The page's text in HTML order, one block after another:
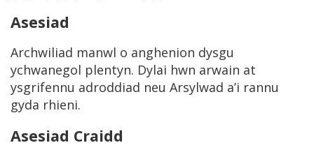
Asesiad
Archwiliad manwl o anghenion dysgu
ychwanegol plentyn. Dylai hwn arwain at
ysgrifennu adroddiad neu Arsylwad a’i rannu
gyda rhieni.
Asesiad Craidd